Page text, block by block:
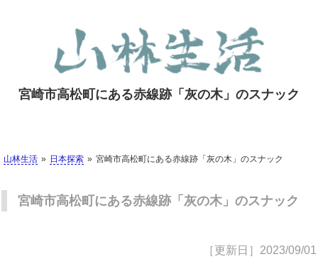
宮崎市高松町にある赤線跡「灰の木」のスナック
山林生活 日本探索 宮崎市高松町にある赤線跡「灰の木」のスナック
宮崎市高松町にある赤線跡「灰の木」のスナック
［更新日］ 2023/09/01